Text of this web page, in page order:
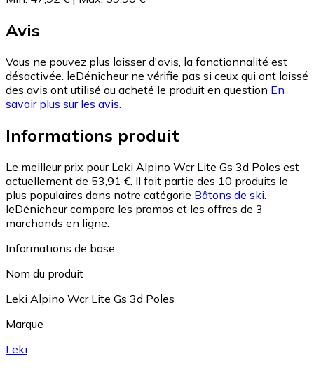
Avis
Vous ne pouvez plus laisser d'avis, la fonctionnalité est
désactivée. leDénicheur ne vérifie pas si ceux qui ont laissé
des avis ont utilisé ou acheté le produit en question En
savoir plus sur les avis.
Informations produit
Le meilleur prix pour Leki Alpino Wcr Lite Gs 3d Poles est
actuellement de 53,91 €. Il fait partie des 10 produits le
plus populaires dans notre catégorie Bâtons de ski
leDénicheur compare les promos et les offres de 3
marchands en ligne.
Informations de base
Nom du produit
Leki Alpino Wcr Lite Gs 3d Poles
Marque
Leki